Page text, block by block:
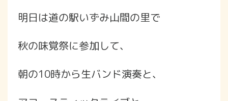
明日は道の駅いずみ山間の里で
秋の味覚祭に参加して、
朝の10時から生バンド演奏と、